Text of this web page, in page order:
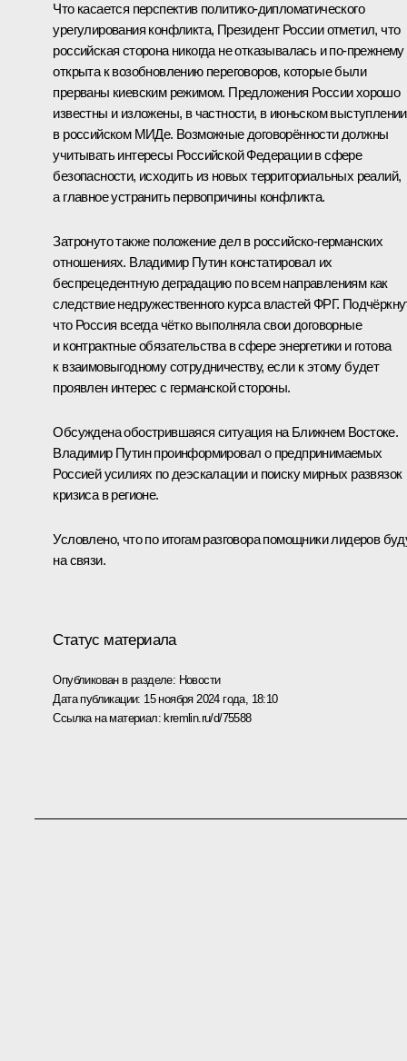
Что касается перспектив политико-дипломатического
урегулирования конфликта, Президент России отметил, что
российская сторона никогда не отказывалась и по-прежнему
открыта к возобновлению переговоров, которые были
прерваны киевским режимом. Предложения России хорошо
известны и изложены, в частности, в июньском выступлении
в российском МИДе. Возможные договорённости должны
учитывать интересы Российской Федерации в сфере
безопасности, исходить из новых территориальных реалий,
а главное устранить первопричины конфликта.
Затронуто также положение дел в российско-германских
отношениях. Владимир Путин констатировал их
беспрецедентную деградацию по всем направлениям как
следствие недружественного курса властей ФРГ.
что Россия всегда чётко выполняла свои договорные
и контрактные обязательства в сфере энергетики и готова
к взаимовыгодному сотрудничеству, если к этому будет
проявлен интерес с германской стороны.
Обсуждена обострившаяся ситуация на Ближнем Востоке.
Владимир Путин проинформировал о предпринимаемых
Россией усилиях по деэскалации и поиску мирных развязок
кризиса в регионе.
Условлено, что по итогам разговора помощники лидеров
на связи.
Статус материала
Опубликован в разделе: Новости
Дата публикации: 15 ноября 2024 года, 18:10
Ссылка на материал:kremlin.ru/d/75588